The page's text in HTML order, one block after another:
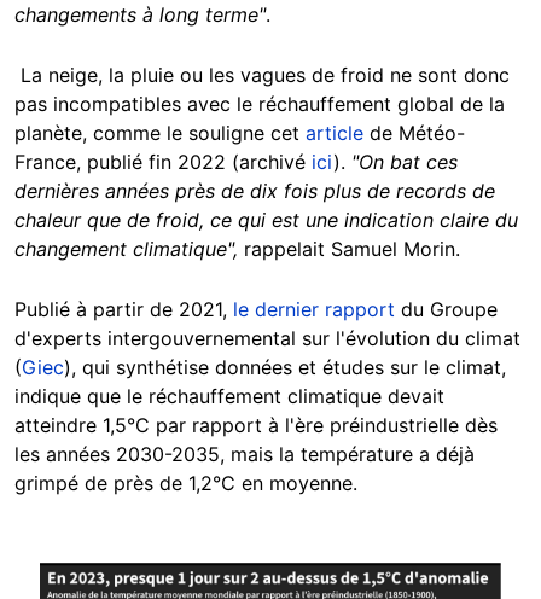
changements à long terme".
La neige, la pluie ou les vagues de froid ne sont donc
pas incompatibles avec le réchauffement global de la
planète, comme le souligne cet article de Météo-
France, publié fin 2022 (archivé ici). "On bat ces
dernières années près de dix fois plus de records de
chaleur que de froid, ce qui est une indication claire du
changement climatique", rappelait Samuel Morin.
Publié à partir de 2021, le dernier rapport du Groupe
d'experts intergouvernemental sur l'évolution du climat
(Giec), qui synthétise données et études sur le climat,
indique que le réchauffement climatique devait
atteindre 1,5°C par rapport à l'ère préindustrielle dès
les années 2030-2035, mais la température a déjà
grimpé de près de 1,2°C en moyenne.
Image